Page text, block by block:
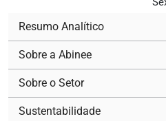
Resumo Analítico
Sobre a Abinee
Sobre o Setor
Sustentabilidade